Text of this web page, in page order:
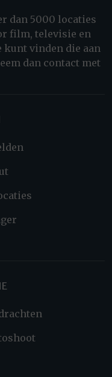
dan 5000 locaties
film, televisie en
kunt vinden die aan
dan contact met